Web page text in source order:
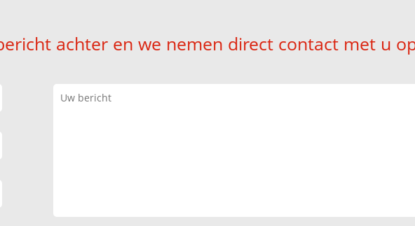
achter en we nemen direct contact met u